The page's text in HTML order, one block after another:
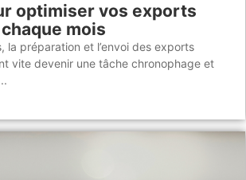
optimiser vos exports
mois
la préparation et l’envoi des exports
vite devenir une tâche chronophage et